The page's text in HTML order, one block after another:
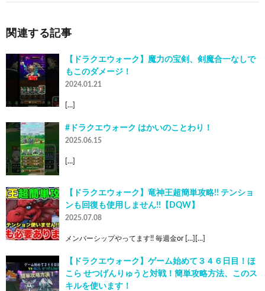
関連する記事
【ドラクエウォーク】魔力の宝剣、剣魔合一なしで
もこのダメージ！
2024.01.21
[…]
#ドラクエウォーク はかいのことわり！
2025.06.15
[…]
【ドラクエウォーク】竜神王超簡単攻略!! テンショ
ンも回復も使用しません!!【DQW】
2025.07.08
メンバーシップやってます!! 毎週金or […][…]
【ドラクエウォーク】ゲーム始めて３４６日目！ほ
こら せつげんりゅうと対戦！簡単攻略方法、このス
キルを使います！